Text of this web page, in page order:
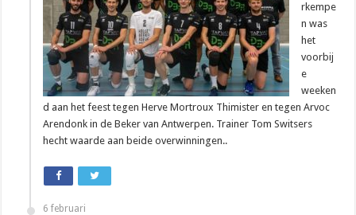
rkempe
n was
het
voorbij
e
weeken
d aan het feest tegen Herve Mortroux Thimister en tegen Arvoc
Arendonk in de Beker van Antwerpen. Trainer Tom Switsers
hecht waarde aan beide overwinningen..
6 februari